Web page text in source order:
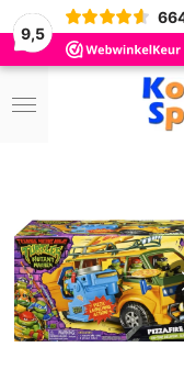
9,5